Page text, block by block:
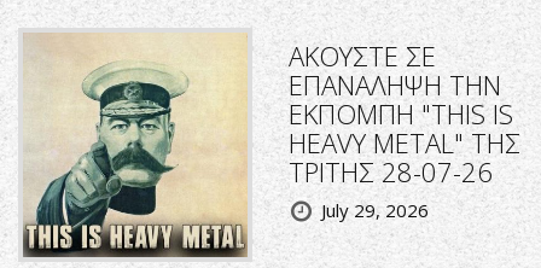
ΑΚΟΥΣΤΕ ΣΕ
ΕΠΑΝΑΛΗΨΗ ΤΗΝ
ΕΚΠΟΜΠΗ "THIS IS
HEAVY METAL" ΤΗΣ
ΤΡΙΤΗΣ 28-07-26
July 29, 2026